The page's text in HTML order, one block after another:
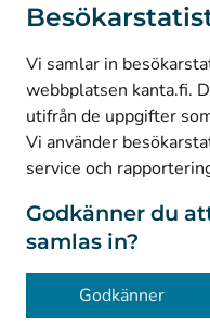
Vi samlar in
webbplatsen kanta.fi.
utifrån de uppgifter
Vi använder
service och
Godkänner du
samlas in?
Godkänner
LinkedIn(Avautuu
Facebook
Avautuu
© Kanta-Palvelut,
Dataskydd
Om webbplatsen
Tillgänglighet
Kakor